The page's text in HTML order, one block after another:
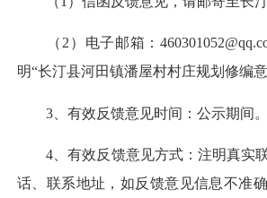
（2）电子邮箱：
明“长汀县河田镇潘屋村村庄规划修编意
3、有效反馈意见时间：公示期间。
4、有效反馈意见方式：注明真实
话、联系地址，如反馈意见信息不准